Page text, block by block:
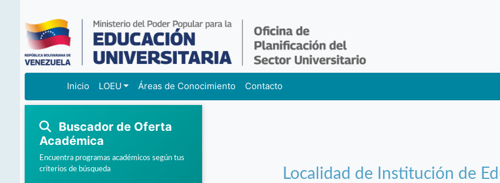
Inicio LOEU Áreas de Conocimiento Contacto
Buscador de Oferta
Académica
Encuentra programas académicos según tus
criterios de búsqueda
Localidad de Institución de